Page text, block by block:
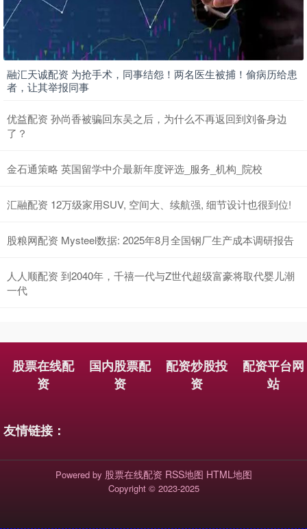
融汇天诚配资 为抢手术，同事结怨！两名医生被捕！偷病历给患
者，让其举报同事
优益配资 孙尚香被骗回东吴之后，为什么不再返回到刘备身边
了？
金石通策略 英国留学中介最新年度评选_服务_机构_院校
汇融配资 12万级家用SUV, 空间大、续航强, 细节设计也很到位!
股粮网配资 Mysteel数据: 2025年8月全国钢厂生产成本调研报告
人人顺配资 到2040年，千禧一代与Z世代超级富豪将取代婴儿潮
一代
股票在线配
资
国内股票配
资
配资炒股投
资
配资平台网
站
友情链接：
Powered by 股票在线配资 RSS地图 HTML地图
Copyright © 2023-2025